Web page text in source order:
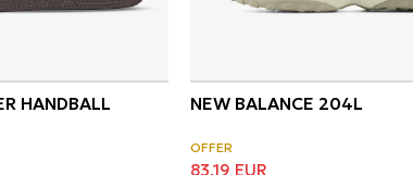
HANDBALL
NEW BALANCE 204L
OFFER
83,19 EUR